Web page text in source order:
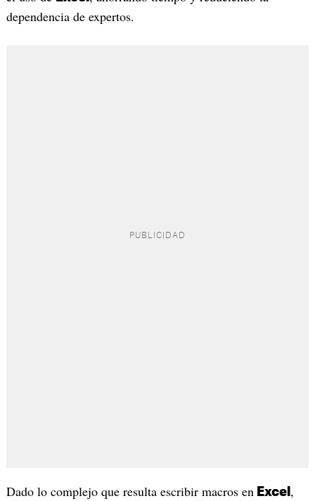
dependencia de expertos.
Dado lo complejo que resulta escribir macros en Excel ,